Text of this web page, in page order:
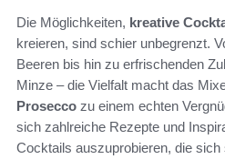
Die Möglichkeiten, kreative
kreieren, sind schier unbegrenzt.
Beeren bis hin zu erfrischenden
Minze – die Vielfalt macht das
Prosecco zu einem echten
sich zahlreiche Rezepte und
Cocktails auszuprobieren, die